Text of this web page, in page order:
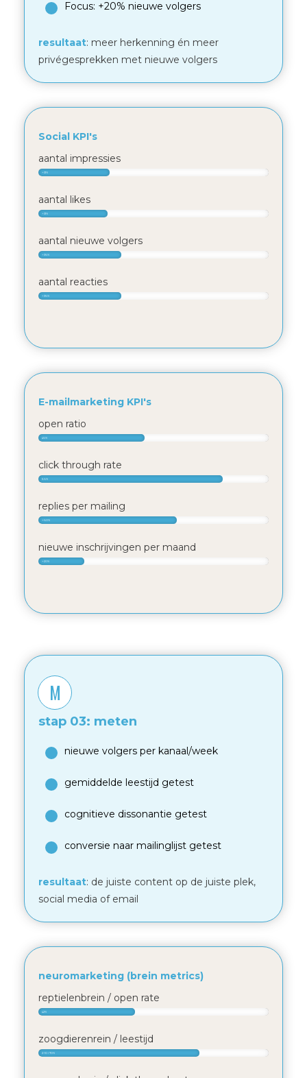
Focus: +20% nieuwe volgers
resultaat: meer herkenning én meer
privégesprekken met nieuwe volgers
Social KPI's
aantal impressies
+31%
aantal likes
+31%
aantal nieuwe volgers
+36%
aantal reacties
+36%
E-mailmarketing KPI's
open ratio
46%
click through rate
5.6%
replies per mailing
+60%
nieuwe inschrijvingen per maand
+20%
M
stap 03: meten
nieuwe volgers per kanaal/week
gemiddelde leestijd getest
cognitieve dissonantie getest
conversie naar mailinglijst getest
resultaat: de juiste content op de juiste plek,
social media of email
neuromarketing (brein metrics)
reptielenbrein / open rate
42%
zoogdierenrein / leestijd
2-10 / 70%